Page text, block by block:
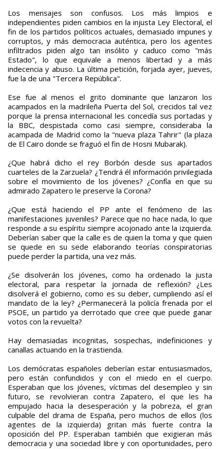
Los mensajes son confusos. Los más limpios e
independientes piden cambios en la injusta Ley Electoral, el
fin de los partidos políticos actuales, demasiado impunes y
corruptos, y más democracia auténtica, pero los agentes
infiltrados piden algo tan insólito y caduco como "más
Estado", lo que equivale a menos libertad y a más
indecencia y abuso. La última petición, forjada ayer, jueves,
fue la de una "Tercera República".
Ese fue al menos el grito dominante que lanzaron los
acampados en la madrileña Puerta del Sol, crecidos tal vez
porque la prensa internacional les concedía sus portadas y
la BBC, despistada como casi siempre, consideraba la
acampada de Madrid como la "nueva plaza Tahrir" (la plaza
de El Cairo donde se fraguó el fin de Hosni Mubarak).
¿Que habrá dicho el rey Borbón desde sus apartados
cuarteles de la Zarzuela? ¿Tendrá él información privilegiada
sobre el movimiento de los jóvenes? ¿Confía en que su
admirado Zapatero le preserve la Corona?
¿Que está haciendo el PP ante el fenómeno de las
manifestaciones juveniles? Parece que no hace nada, lo que
responde a su espíritu siempre acojonado ante la izquierda.
Deberían saber que la calle es de quien la toma y que quien
se quede en su sede elaborando teorías conspiratorias
puede perder la partida, una vez más.
¿Se disolverán los jóvenes, como ha ordenado la justa
electoral, para respetar la jornada de reflexión? ¿Les
disolverá el gobierno, como es su deber, cumpliendo así el
mandato de la ley? ¿Permanecerá la policía frenada por el
PSOE, un partido ya derrotado que cree que puede ganar
votos con la revuelta?
Hay demasiadas incognitas, sospechas, indefiniciones y
canallas actuando en la trastienda.
Los demócratas españoles deberían estar entusiasmados,
pero están confundidos y con el miedo en el cuerpo.
Esperaban que los jóvenes, víctimas del desempleo y sin
futuro, se revolvieran contra Zapatero, el que les ha
empujado hacia la desesperación y la pobreza, el gran
culpable del drama de España, pero muchos de ellos (los
agentes de la izquierda) gritan más fuerte contra la
oposición del PP. Esperaban también que exigieran más
democracia y una sociedad libre y con oportunidades, pero